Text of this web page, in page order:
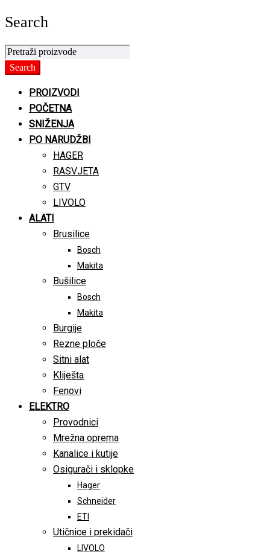
Search
PROIZVODI
POČETNA
SNIŽENJA
PO NARUDŽBI
HAGER
RASVJETA
GTV
LIVOLO
ALATI
Brusilice
Bosch
Makita
Bušilice
Bosch
Makita
Burgije
Rezne ploče
Sitni alat
Kliješta
Fenovi
ELEKTRO
Provodnici
Mrežna oprema
Kanalice i kutije
Osigurači i sklopke
Hager
Schneider
ETI
Utičnice i prekidači
LIVOLO